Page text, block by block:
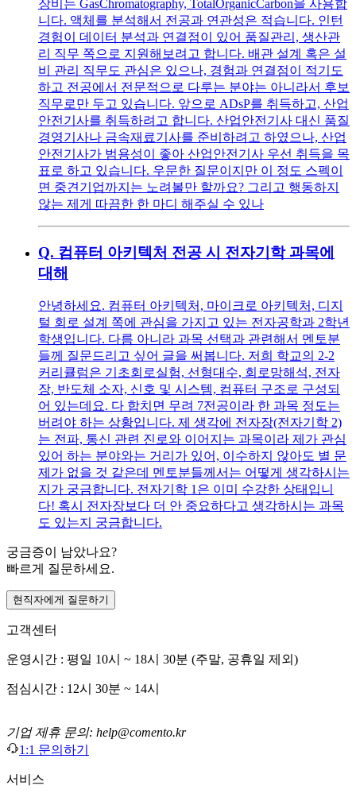
장비는 GasChromatography, TotalOrganicCarbon을 사용합
니다. 액체를 분석해서 전공과 연관성은 적습니다. 인턴
경험이 데이터 분석과 연결점이 있어 품질관리, 생산관
리 직무 쪽으로 지원해보려고 합니다. 배관 설계 혹은 설
비 관리 직무도 관심은 있으나, 경험과 연결점이 적기도
하고 전공에서 전문적으로 다루는 분야는 아니라서 후보
직무로만 두고 있습니다. 앞으로 ADsP를 취득하고, 산업
안전기사를 취득하려고 합니다. 산업안전기사 대신 품질
경영기사나 금속재료기사를 준비하려고 하였으나, 산업
안전기사가 범용성이 좋아 산업안전기사 우선 취득을 목
표로 하고 있습니다. 우문한 질문이지만 이 정도 스펙이
면 중견기업까지는 노려볼만 할까요? 그리고 행동하지
않는 제게 따끔한 한 마디 해주실 수 있나
Q. 컴퓨터 아키텍처 전공 시 전자기학 과목에
대해
안녕하세요. 컴퓨터 아키텍처, 마이크로 아키텍처, 디지
털 회로 설계 쪽에 관심을 가지고 있는 전자공학과 2학년
학생입니다. 다름 아니라 과목 선택과 관련해서 멘토분
들께 질문드리고 싶어 글을 써봅니다. 저희 학교의 2-2
커리큘럼은 기초회로실험, 선형대수, 회로망해석, 전자
장, 반도체 소자, 신호 및 시스템, 컴퓨터 구조로 구성되
어 있는데요. 다 합치면 무려 7전공이라 한 과목 정도는
버려야 하는 상황입니다. 제 생각에 전자장(전자기학 2)
는 전파, 통신 관련 진로와 이어지는 과목이라 제가 관심
있어 하는 분야와는 거리가 있어, 이수하지 않아도 별 문
제가 없을 것 같은데 멘토분들께서는 어떻게 생각하시는
지가 궁금합니다. 전자기학 1은 이미 수강한 상태입니
다! 혹시 전자장보다 더 안 중요하다고 생각하시는 과목
도 있는지 궁금합니다.
궁금증이 남았나요?
빠르게 질문하세요.
현직자에게 질문하기
고객센터
운영시간 : 평일 10시 ~ 18시 30분 (주말, 공휴일 제외)
점심시간 : 12시 30분 ~ 14시
기업 제휴 문의: help@comento.kr
1:1 문의하기
서비스